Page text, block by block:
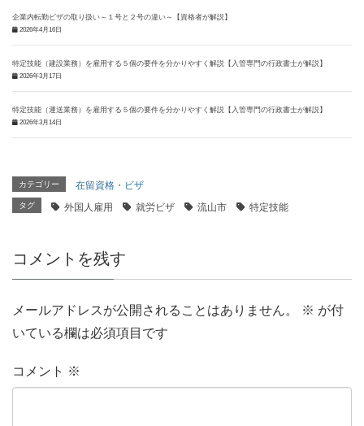
企業内転勤ビザの取り扱い～１号と２号の違い～【資格者が解説】
2026年4月16日
特定技能（建設業務）を雇用する５個の要件を分かりやすく解説【入管専門の行政書士が解説】
2026年3月17日
特定技能（運送業務）を雇用する５個の要件を分かりやすく解説【入管専門の行政書士が解説】
2026年3月14日
カテゴリー 在留資格・ビザ
タグ 外国人雇用 就労ビザ 流山市 特定技能
コメントを残す
メールアドレスが公開されることはありません。 ※ が付
いている欄は必須項目です
コメント ※